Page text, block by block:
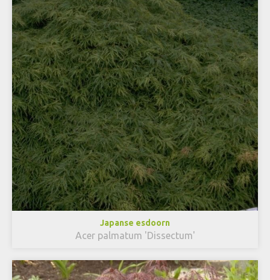
Japanse esdoorn
Acer palmatum 'Dissectum'